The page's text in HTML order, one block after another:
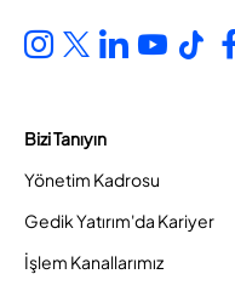
Bizi Tanıyın
Yönetim Kadrosu
Gedik Yatırım'da Kariyer
İşlem Kanallarımız